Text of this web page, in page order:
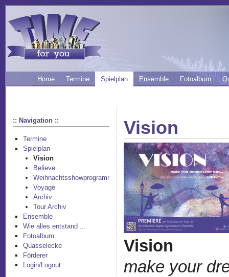
Home Termine Spielplan Ensemble Fotoalbum
:: Navigation ::
Termine
Spielplan
Vision
Believe
Weihnachtsshowprogramm
Voyage
Archiv
Tour Archiv
Ensemble
Wie alles entstand ...
Fotoalbum
Quasselecke
Förderer
Login/Logout
Vision
Vision
make your